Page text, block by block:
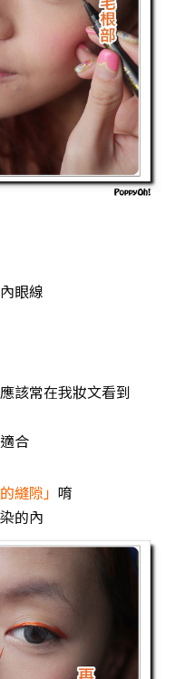
眼線
該常在我妝文看到
合
縫隙」 唷
的內